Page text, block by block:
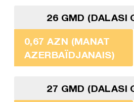
26 GMD (DALASI
0,67 AZN (MANAT
AZERBAÏDJANAIS)
27 GMD (DALASI